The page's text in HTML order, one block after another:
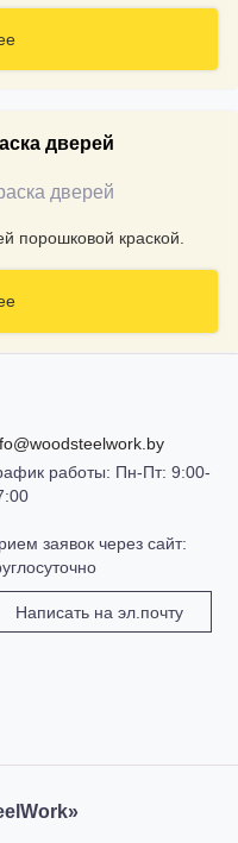
дверей
порошковой краской.
работы: Пн-Пт: 9:00-
заявок через сайт:
Написать на эл.почту